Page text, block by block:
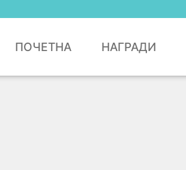
ПОЧЕТНА НАГРАДИ